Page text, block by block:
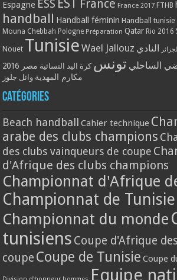
Espagne ESS EST France France 2017 FTHB
handball Handball féminin Handball tunisie
Mouna Chebbah Pologne Préparation Qatar Rio 2016
Nouet Tunisie Wael Jallouz النادي
الساحلي تونس كرة اليد النسائية مصر 2016
مكارم المهدية وائل جلوز
Catégories
Beach handball Cahier technique
arabe des clubs champions
des clubs vainqueurs de coupe
d'Afrique des clubs champions
Championnat d'Afrique
Championnat de Tunisie
Championnat du monde
tunisiens Coupe d'Afrique
coupe Coupe de Tunisie Coupe
Equipe